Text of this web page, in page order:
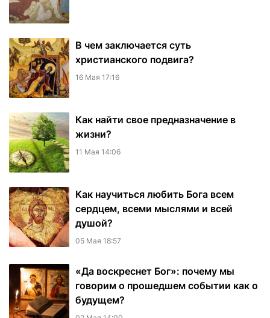
В чем заключается суть
христианского подвига?
16 Мая 17:16
Как найти свое предназначение в
жизни?
11 Мая 14:06
Как научиться любить Бога всем
сердцем, всеми мыслями и всей
душой?
05 Мая 18:57
«Да воскреснет Бог»: почему мы
говорим о прошедшем событии как о
будущем?